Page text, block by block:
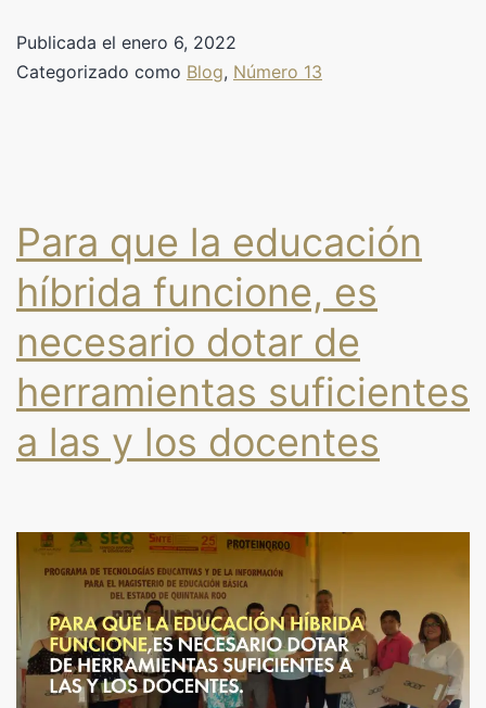
Publicada el enero 6, 2022
Categorizado como Blog, Número 13
Para que la educación
híbrida funcione, es
necesario dotar de
herramientas suficientes
a las y los docentes